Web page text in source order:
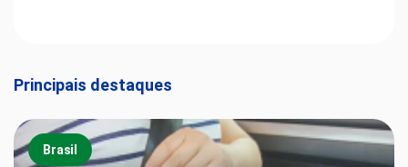
Principais destaques
Brasil